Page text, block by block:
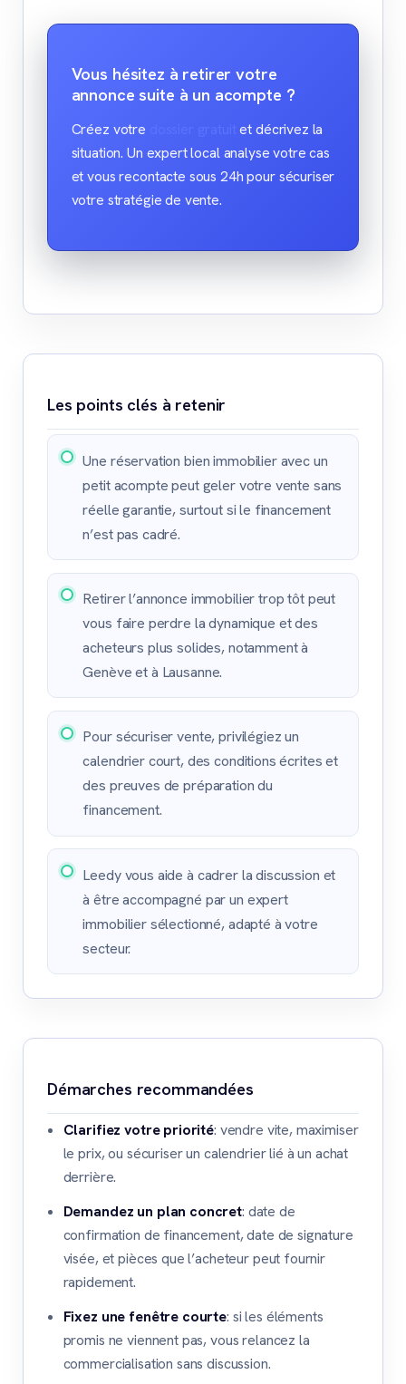
Vous hésitez à retirer votre
annonce suite à un acompte ?
Créez votre
et décrivez la
situation. Un expert local analyse votre cas
et vous recontacte sous 24h pour sécuriser
votre stratégie de vente.
Les points clés à retenir
Une réservation bien immobilier avec un
petit acompte peut geler votre vente sans
réelle garantie, surtout si le financement
n’est pas cadré.
Retirer l’annonce immobilier trop tôt peut
vous faire perdre la dynamique et des
acheteurs plus solides, notamment à
Genève et à Lausanne.
Pour sécuriser vente, privilégiez un
calendrier court, des conditions écrites et
des preuves de préparation du
financement.
Leedy vous aide à cadrer la discussion et
à être accompagné par un expert
immobilier sélectionné, adapté à votre
secteur.
Démarches recommandées
Clarifiez votre priorité: vendre vite, maximiser
le prix, ou sécuriser un calendrier lié à un achat
derrière.
Demandez un plan concret: date de
confirmation de financement, date de signature
visée, et pièces que l’acheteur peut fournir
rapidement.
Fixez une fenêtre courte: si les éléments
promis ne viennent pas, vous relancez la
commercialisation sans discussion.